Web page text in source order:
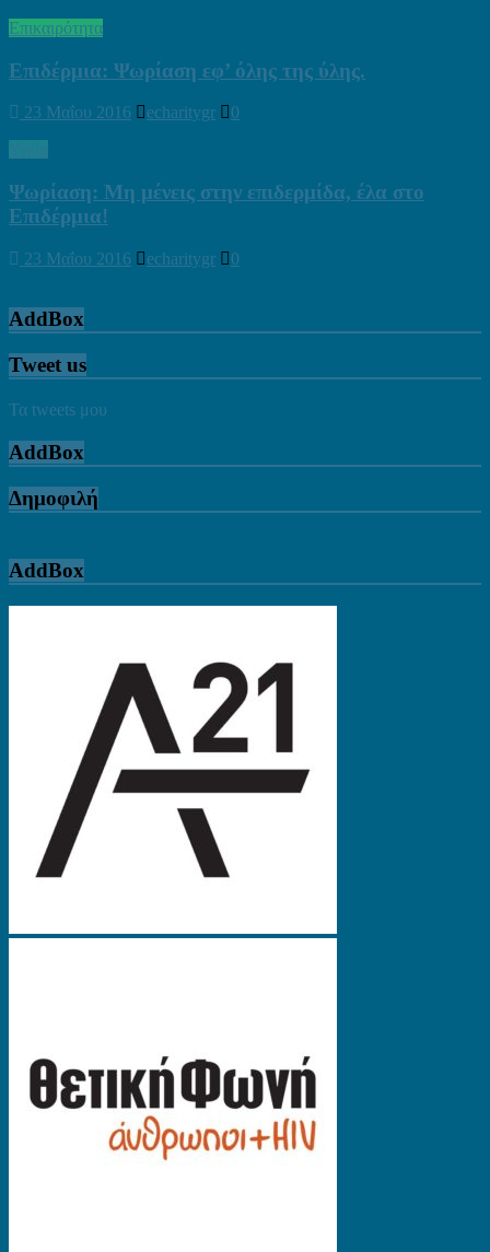
Επικαιρότητα
Επιδέρμια: Ψωρίαση εφ’ όλης της ύλης.
23 Μαΐου 2016 echaritygr
0
Ψωρίαση: Μη μένεις στην επιδερμίδα, έλα στο
Επιδέρμια!
23 Μαΐου 2016 echaritygr 0
AddBox
Tweet us
Τα tweets μου
AddBox
Δημοφιλή
AddBox